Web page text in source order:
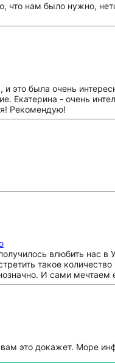
что нам было нужно,
и это была очень
Екатерина - очень
Рекомендую!
влюбить нас
такое
И сами мечтаем
вам это докажет. Море